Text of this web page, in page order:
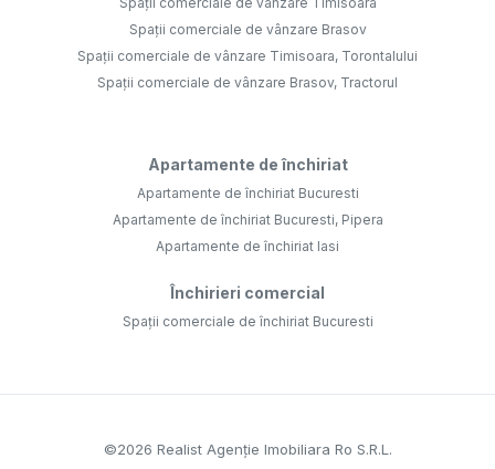
Spații comerciale de vânzare Brasov
Spații comerciale de vânzare Timisoara, Torontalului
Spații comerciale de vânzare Brasov, Tractorul
Apartamente de închiriat
Apartamente de închiriat Bucuresti
Apartamente de închiriat Bucuresti, Pipera
Apartamente de închiriat Iasi
Închirieri comercial
Spații comerciale de închiriat Bucuresti
©2026 Realist Agenție Imobiliara Ro S.R.L.